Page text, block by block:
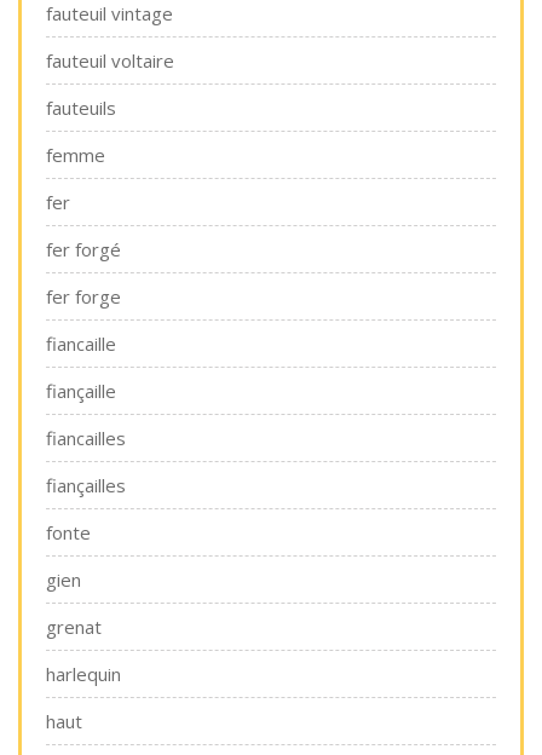
fauteuil vintage
fauteuil voltaire
fauteuils
femme
fer
fer forgé
fer forge
fiancaille
fiançaille
fiancailles
fiançailles
fonte
gien
grenat
harlequin
haut